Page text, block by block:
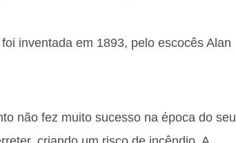
inventada em 1893, pelo escocês Alan
não fez muito sucesso na época do seu